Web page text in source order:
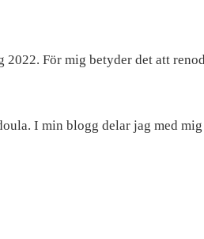
För mig betyder det att
I min blogg delar jag med